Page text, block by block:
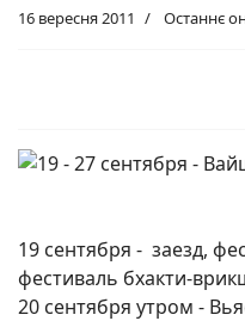
16 вересня 2011 Останнє
19 сентября - заезд,
фестиваль бхакти-
20 сентября утром -